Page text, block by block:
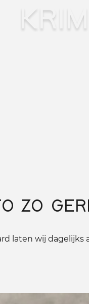
ZO
laten wij dagelijks